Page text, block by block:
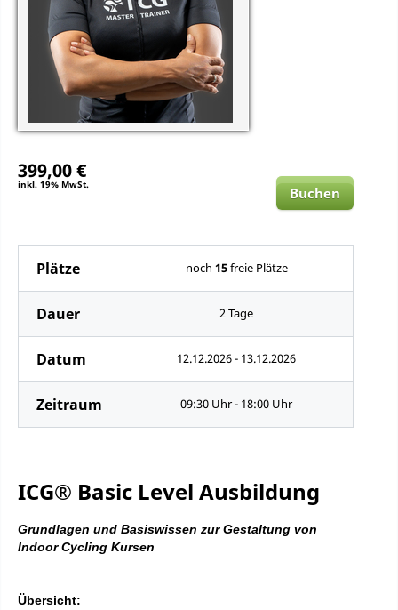
399,00 €
inkl. 19% MwSt. Buchen
Plätze noch 15freie Plätze
Dauer 2 Tage
Datum 12.12.2026 - 13.12.2026
Zeitraum 09:30 Uhr - 18:00 Uhr
ICG® Basic Level Ausbildung
Grundlagen und Basiswissen zur Gestaltung von
Indoor Cycling Kursen
Übersicht: